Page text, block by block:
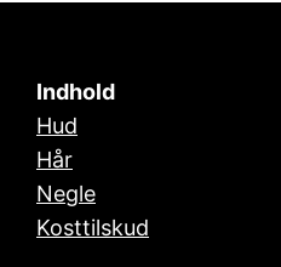
Indhold
Hud
Hår
Negle
Kosttilskud